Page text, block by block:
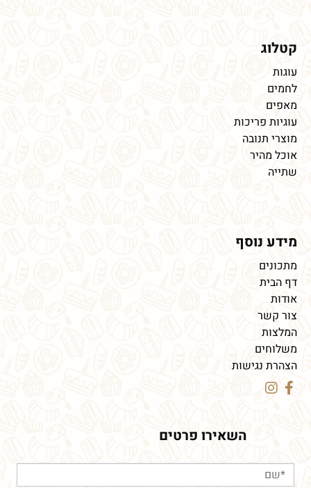
קטלוג
עוגות
לחמים
מאפים
עוגיות פריכות
מוצרי תנובה
אוכל מהיר
שתייה
מידע נוסף
מתכונים
דף הבית
אודות
צור קשר
המלצות
משלוחים
הצהרת נגישות
השאירו פרטים